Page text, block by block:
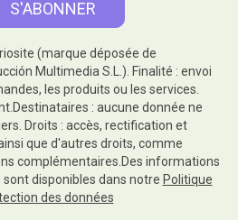
(marque déposée de
Multimedia S.L.). Finalité : envoi
les produits ou les services.
: aucune donnée ne
Droits : accès, rectification et
que d'autres droits, comme
complémentaires.Des informations
disponibles dans notre Politique
des données